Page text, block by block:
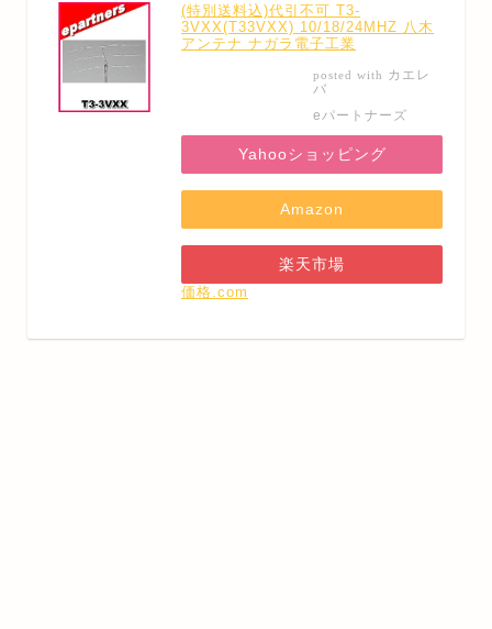
(特別送料込)代引不可 T3-
3VXX(T33VXX) 10/18/24MHZ 八木
アンテナ ナガラ電子工業
posted with カエレ
バ
eパートナーズ
Yahooショッピング
Amazon
楽天市場
価格.com